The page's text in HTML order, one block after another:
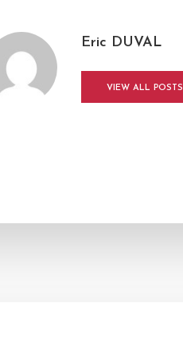
Eric DUVAL
VIEW ALL POSTS